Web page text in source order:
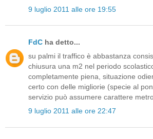
9 luglio 2011 alle ore 19:55
FdC ha detto...
su palmi il traffico è abbastanza
chiusura una m2 nel periodo
completamente piena, situazione
certo con delle migliorie (specie al
servizio può assumere carattere
9 luglio 2011 alle ore 22:47